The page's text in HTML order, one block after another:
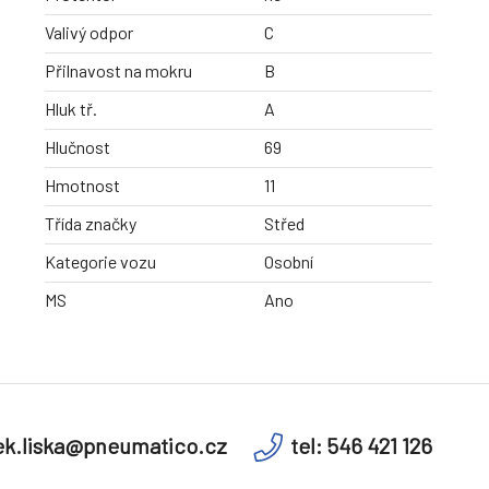
Valivý odpor
C
Přilnavost na mokru
B
Hluk tř.
A
Hlučnost
69
Hmotnost
11
Třída značky
Střed
Kategorie vozu
Osobní
MS
Ano
tel: 546 421 126